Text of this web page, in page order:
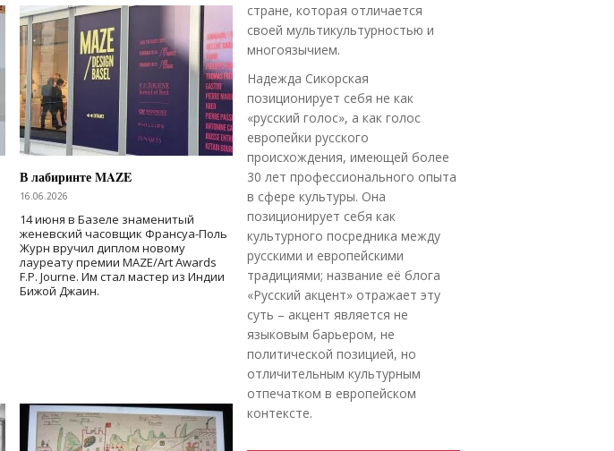
В лабиринте MAZE
16.06.2026
14 июня в Базеле знаменитый
женевский часовщик Франсуа-Поль
Журн вручил диплом новому
лауреату премии MAZE/Art Awards
F.P. Journe. Им стал мастер из Индии
Бижой Джаин.
стране, которая отличается
своей мультикультурностью и
многоязычием.
Надежда Сикорская
позиционирует себя не как
«русский голос», а как голос
европейки русского
происхождения, имеющей более
30 лет профессионального опыта
в сфере культуры. Она
позиционирует себя как
культурного посредника между
русскими и европейскими
традициями; название её блога
«Русский акцент» отражает эту
суть – акцент является не
языковым барьером, не
политической позицией, но
отличительным культурным
отпечатком в европейском
контексте.